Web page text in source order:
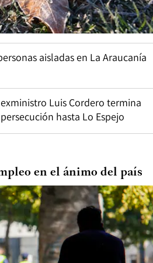
aisladas en La Araucanía
Luis Cordero termina
hasta Lo Espejo
en el ánimo del país